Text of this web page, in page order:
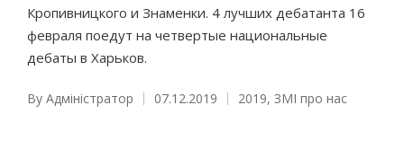
Кропивницкого и Знаменки. 4 лучших дебатанта 16
февраля поедут на четвертые национальные
дебаты в Харьков.
Posted
By Адміністратор 07.12.2019
Posted
2019, ЗМІ про нас